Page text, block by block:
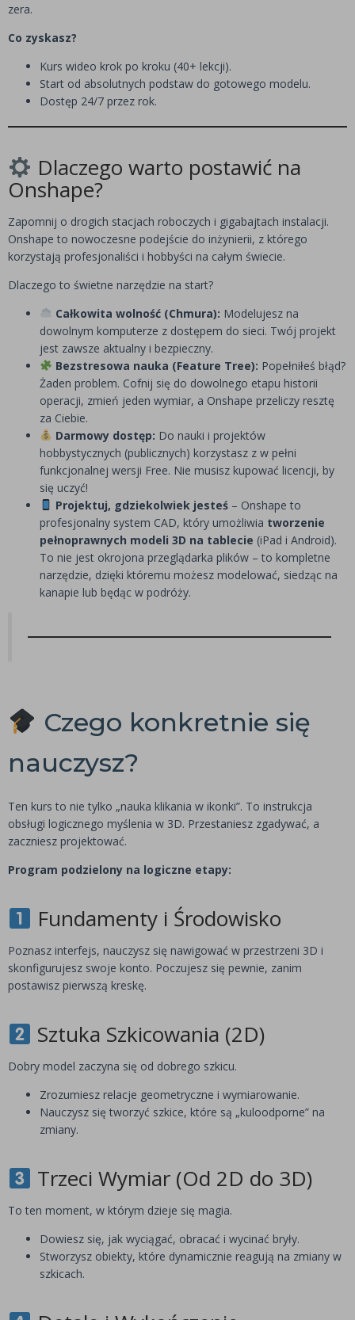
zera.
Co zyskasz?
Kurs wideo krok po kroku (40+ lekcji).
Start od absolutnych podstaw do gotowego modelu.
Dostęp 24/7 przez rok.
Dlaczego warto postawić na
Onshape?
Zapomnij o drogich stacjach roboczych i gigabajtach instalacji.
Onshape to nowoczesne podejście do inżynierii, z którego
korzystają profesjonaliści i hobbyści na całym świecie.
Dlaczego to świetne narzędzie na start?
Całkowita wolność (Chmura): Modelujesz na
dowolnym komputerze z dostępem do sieci. Twój projekt
jest zawsze aktualny i bezpieczny.
Bezstresowa nauka (Feature Tree): Popełniłeś błąd?
Żaden problem. Cofnij się do dowolnego etapu historii
operacji, zmień jeden wymiar, a Onshape przeliczy resztę
za Ciebie.
Darmowy dostęp: Do nauki i projektów
hobbystycznych (publicznych) korzystasz z w pełni
funkcjonalnej wersji Free. Nie musisz kupować licencji, by
się uczyć!
Projektuj, gdziekolwiek jesteś– Onshape to
profesjonalny system CAD, który umożliwia tworzenie
pełnoprawnych modeli 3D na tablecie (iPad i Android).
To nie jest okrojona przeglądarka plików – to kompletne
narzędzie, dzięki któremu możesz modelować, siedząc na
kanapie lub będąc w podróży.
Czego konkretnie się
nauczysz?
Ten kurs to nie tylko „nauka klikania w ikonki”. To instrukcja
obsługi logicznego myślenia w 3D. Przestaniesz zgadywać, a
zaczniesz projektować.
Program podzielony na logiczne etapy:
Fundamenty i Środowisko
Poznasz interfejs, nauczysz się nawigować w przestrzeni 3D i
skonfigurujesz swoje konto. Poczujesz się pewnie, zanim
postawisz pierwszą kreskę.
Sztuka Szkicowania (2D)
Dobry model zaczyna się od dobrego szkicu.
Zrozumiesz relacje geometryczne i wymiarowanie.
Nauczysz się tworzyć szkice, które są „kuloodporne” na
zmiany.
Trzeci Wymiar (Od 2D do 3D)
To ten moment, w którym dzieje się magia.
Dowiesz się, jak wyciągać, obracać i wycinać bryły.
Stworzysz obiekty, które dynamicznie reagują na zmiany w
szkicach.